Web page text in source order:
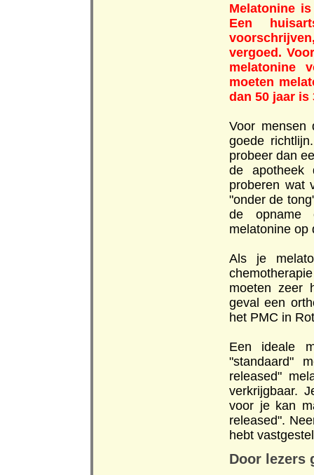
Melatonine
Een
vergoed.
melatonine
moeten
dan 50 jaar is
Voor
goede
probeer dan
de apotheek
proberen wat
"onder de
de opname
melatonine op
Als je
moeten zeer
geval een
het PMC in
Een ideale
"standaard"
released"
verkrijgbaar.
voor je kan
released".
hebt
Door lezers